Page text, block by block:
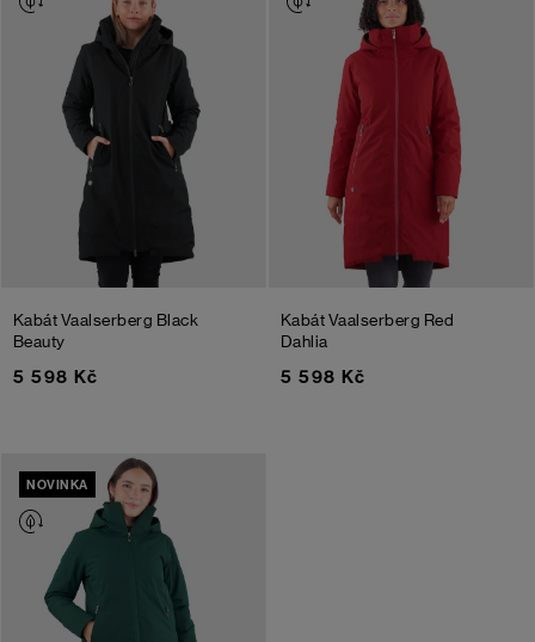
Kabát Vaalserberg Black
Beauty
5 598 Kč
Kabát Vaalserberg Red
Dahlia
5 598 Kč
NOVINKA